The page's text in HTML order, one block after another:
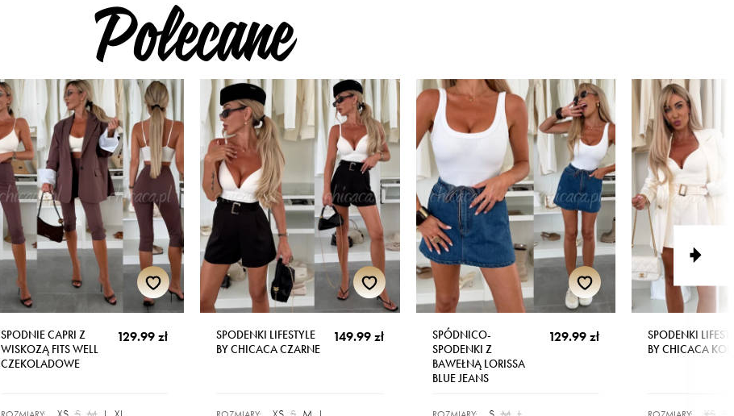
Polecane
SPODNIE CAPRI Z
WISKOZĄ FITS WELL
CZEKOLADOWE
129.99 zł
SPODENKI LIFESTYLE
BY CHICACA CZARNE
149.99 zł
SPÓDNICO-
SPODENKI Z
BAWEŁNĄ LORISSA
BLUE JEANS
129.99 zł
SPODENKI
BY CHICACA